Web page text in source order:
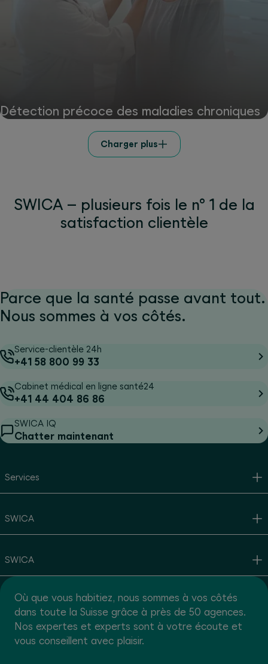
Détection précoce des maladies chroniques
Charger plus
SWICA – plusieurs fois le n° 1 de la
satisfaction clientèle
Parce que la santé passe avant tout.
Nous sommes à vos côtés.
Service-clientèle 24h
+41 58 800 99 33
Cabinet médical en ligne santé24
+41 44 404 86 86
SWICA IQ
Chatter maintenant
Services
SWICA
SWICA
Où que vous habitiez, nous sommes à vos côtés
dans toute la Suisse grâce à près de 50 agences.
Nos expertes et experts sont à votre écoute et
vous conseillent avec plaisir.